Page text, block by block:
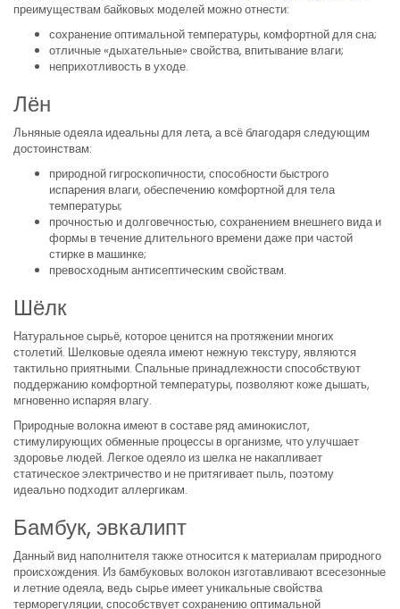
преимуществам байковых моделей можно отнести:
сохранение оптимальной температуры, комфортной для сна;
отличные «дыхательные» свойства, впитывание влаги;
неприхотливость в уходе.
Лён
Льняные одеяла идеальны для лета, а всё благодаря следующим
достоинствам:
природной гигроскопичности, способности быстрого
испарения влаги, обеспечению комфортной для тела
температуры;
прочностью и долговечностью, сохранением внешнего вида и
формы в течение длительного времени даже при частой
стирке в машинке;
превосходным антисептическим свойствам.
Шёлк
Натуральное сырьё, которое ценится на протяжении многих
столетий. Шелковые одеяла имеют нежную текстуру, являются
тактильно приятными. Спальные принадлежности способствуют
поддержанию комфортной температуры, позволяют коже дышать,
мгновенно испаряя влагу.
Природные волокна имеют в составе ряд аминокислот,
стимулирующих обменные процессы в организме, что улучшает
здоровье людей. Легкое одеяло из шелка не накапливает
статическое электричество и не притягивает пыль, поэтому
идеально подходит аллергикам.
Бамбук, эвкалипт
Данный вид наполнителя также относится к материалам природного
происхождения. Из бамбуковых волокон изготавливают всесезонные
и летние одеяла, ведь сырье имеет уникальные свойства
терморегуляции, способствует сохранению оптимальной